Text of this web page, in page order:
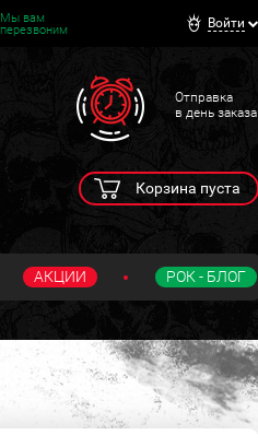
Мы вам
перезвоним
Войти
Отправка
в день заказа
Корзина пуста
АКЦИИ РОК - БЛОГ